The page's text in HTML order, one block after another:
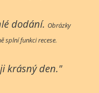
dodání. Obrázky
splní funkci recese.
krásný den."